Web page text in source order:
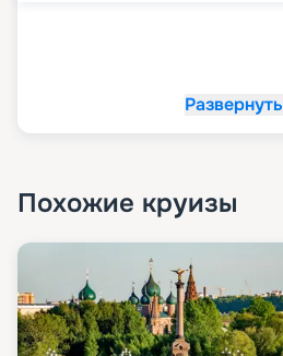
Развернуть
Похожие круизы